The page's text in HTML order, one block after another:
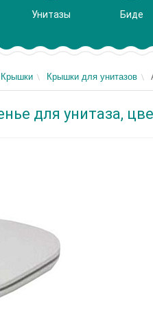
Унитазы Биде
Крышки Крышки для унитазов
для унитаза,